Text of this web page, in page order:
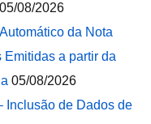
05/08/2026
da Nota
a partir da
05/08/2026
Inclusão de Dados de